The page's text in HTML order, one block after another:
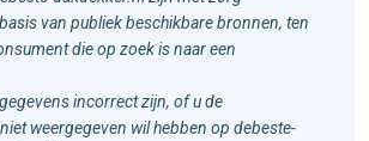
van publiek beschikbare bronnen, ten
die op zoek is naar een
incorrect zijn, of u de
weergegeven wil hebben op debeste-